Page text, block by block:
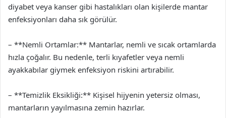
diyabet veya kanser gibi hastalıkları olan kişilerde mantar
enfeksiyonları daha sık görülür.
– **Nemli Ortamlar:** Mantarlar, nemli ve sıcak ortamlarda
hızla çoğalır. Bu nedenle, terli kıyafetler veya nemli
ayakkabılar giymek enfeksiyon riskini artırabilir.
– **Temizlik Eksikliği:** Kişisel hijyenin yetersiz olması,
mantarların yayılmasına zemin hazırlar.